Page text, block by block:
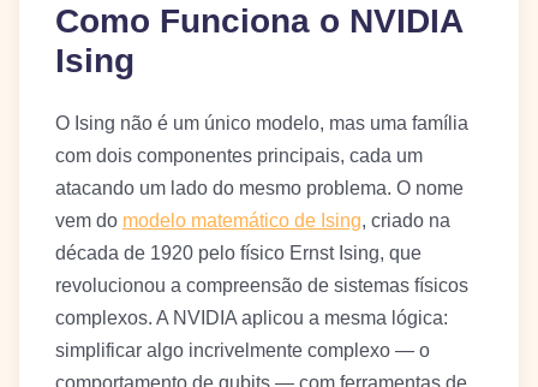
Como Funciona o NVIDIA
Ising
O Ising não é um único modelo, mas uma família
com dois componentes principais, cada um
atacando um lado do mesmo problema. O nome
vem do modelo matemático de Ising, criado na
década de 1920 pelo físico Ernst Ising, que
revolucionou a compreensão de sistemas físicos
complexos. A NVIDIA aplicou a mesma lógica:
simplificar algo incrivelmente complexo — o
comportamento de qubits — com ferramentas de